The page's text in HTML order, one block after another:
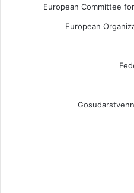
European Committee
European